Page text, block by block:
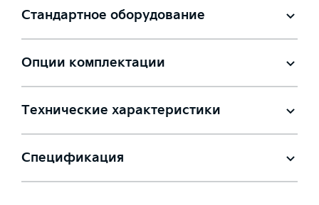
Стандартное оборудование
Опции комплектации
Технические характеристики
Спецификация